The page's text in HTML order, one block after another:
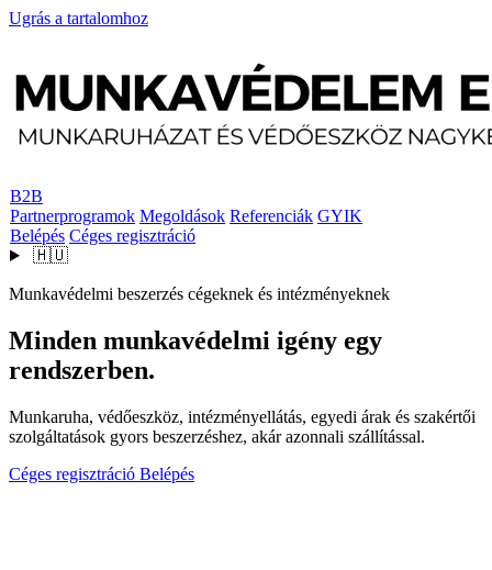
Ugrás a tartalomhoz
B2B
Partnerprogramok Megoldások Referenciák GYIK
Belépés Céges regisztráció
🇭🇺
Munkavédelmi beszerzés cégeknek és intézményeknek
Minden munkavédelmi igény egy
rendszerben.
Munkaruha, védőeszköz, intézményellátás, egyedi árak és szakértői
szolgáltatások gyors beszerzéshez, akár azonnali szállítással.
Céges regisztráció Belépés